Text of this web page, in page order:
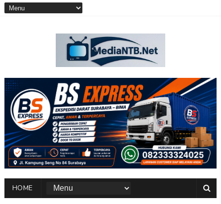
HOME